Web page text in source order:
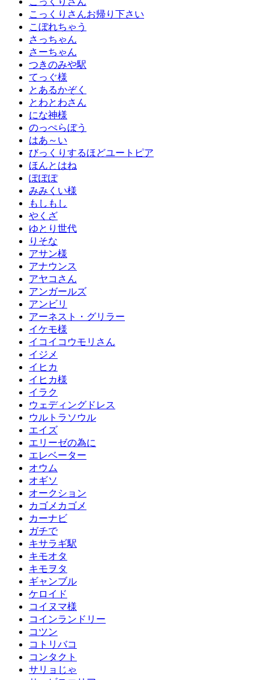
こっくりさんお帰り下さい
こぼれちゃう
さっちゃん
さーちゃん
つきのみや駅
てっぐ様
とあるかぞく
とわとわさん
にな神様
のっぺらぼう
はあ～い
びっくりするほどユートピア
ほんとはね
ぽぽぽ
みみくい様
もしもし
やくざ
ゆとり世代
りそな
アサン様
アナウンス
アヤコさん
アンガールズ
アンビリ
アーネスト・グリラー
イケモ様
イコイコウモリさん
イジメ
イヒカ
イヒカ様
イラク
ウェディングドレス
ウルトラソウル
エイズ
エリーゼの為に
エレベーター
オウム
オギソ
オークション
カゴメカゴメ
カーナビ
ガチで
キサラギ駅
キモオタ
キモヲタ
ギャンブル
ケロイド
コイヌマ様
コインランドリー
コツン
コトリバコ
コンタクト
サリョじゃ